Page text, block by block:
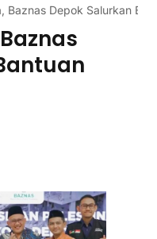
Baznas Depok Salurkan